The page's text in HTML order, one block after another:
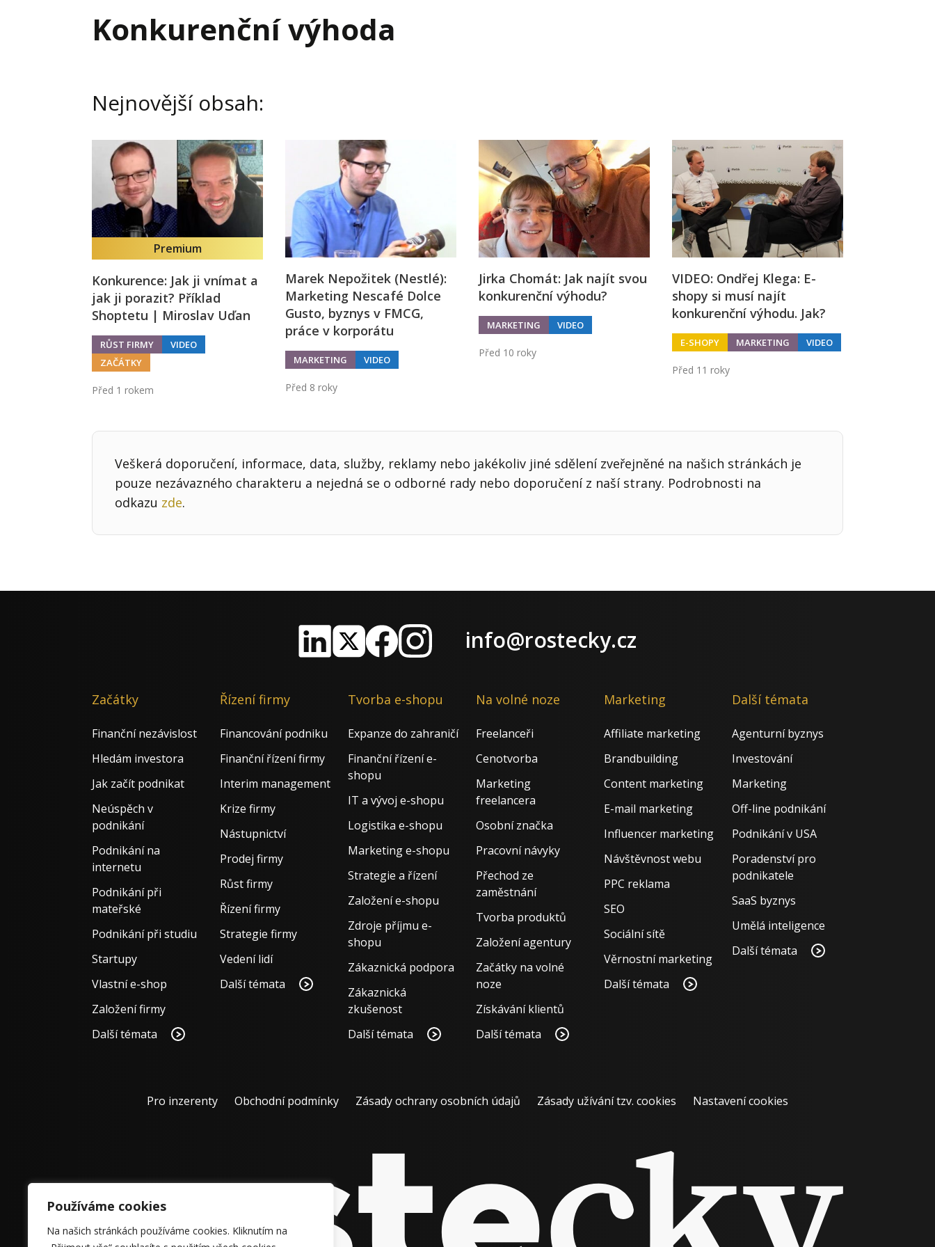
Používáme cookies
Na našich stránkách používáme cookies. Kliknutím na
Interim management
Krizové řízení firmy
Projektové řízení
Konkurenční výhoda
Nejnovější obsah:
Premium
Konkurence: Jak ji vnímat a
jak ji porazit? Příklad
Shoptetu | Miroslav Uďan
RŮST FIRMY
VIDEO
ZAČÁTKY
Před 1 rokem
Marek Nepožitek (Nestlé):
Marketing Nescafé Dolce
Gusto, byznys v FMCG,
práce v korporátu
MARKETING VIDEO
Před 8 roky
Jirka Chomát: Jak najít svou
konkurenční výhodu?
MARKETING VIDEO
Před 10 roky
VIDEO: Ondřej Klega: E-
shopy si musí najít
konkurenční výhodu. Jak?
E-SHOPY MARKETING VIDEO
Před 11 roky
Veškerá doporučení, informace, data, služby, reklamy nebo jakékoliv jiné sdělení zveřejněné na našich stránkách je
pouze nezávazného charakteru a nejedná se o odborné rady nebo doporučení z naší strany. Podrobnosti na
odkazu zde.
info@rostecky.cz
Začátky
Finanční nezávislost
Hledám investora
Jak začít podnikat
Neúspěch v
podnikání
Podnikání na
internetu
Podnikání při
mateřské
Podnikání při studiu
Startupy
Vlastní e-shop
Založení firmy
Další témata
Řízení firmy
Financování podniku
Finanční řízení firmy
Interim management
Krize firmy
Nástupnictví
Prodej firmy
Růst firmy
Řízení firmy
Strategie firmy
Vedení lidí
Další témata
Tvorba e-shopu
Expanze do zahraničí
Finanční řízení e-
shopu
IT a vývoj e-shopu
Logistika e-shopu
Marketing e-shopu
Strategie a řízení
Založení e-shopu
Zdroje příjmu e-
shopu
Zákaznická podpora
Zákaznická
zkušenost
Další témata
Na volné noze
Freelanceři
Cenotvorba
Marketing
freelancera
Osobní značka
Pracovní návyky
Přechod ze
zaměstnání
Tvorba produktů
Založení agentury
Začátky na volné
noze
Získávání klientů
Další témata
Marketing
Affiliate marketing
Brandbuilding
Content marketing
E-mail marketing
Influencer marketing
Návštěvnost webu
PPC reklama
SEO
Sociální sítě
Věrnostní marketing
Další témata
Další témata
Agenturní byznys
Investování
Marketing
Off-line podnikání
Podnikání v USA
Poradenství pro
podnikatele
SaaS byznys
Umělá inteligence
Další témata
Pro inzerenty Obchodní podmínky Zásady ochrany osobních údajů Zásady užívání tzv. cookies Nastavení cookies